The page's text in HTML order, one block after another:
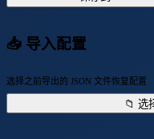
📥 导入配置
选择之前导出的 JSON 文件恢复配置
📁 选